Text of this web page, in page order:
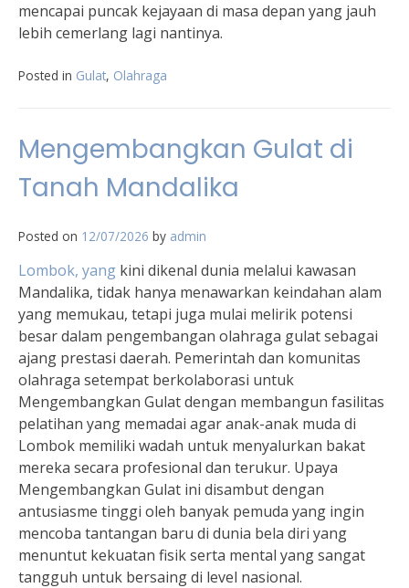
mencapai puncak kejayaan di masa depan yang jauh
lebih cemerlang lagi nantinya.
Posted in Gulat, Olahraga
Mengembangkan Gulat di
Tanah Mandalika
Posted on 12/07/2026 by admin
Lombok, yang kini dikenal dunia melalui kawasan
Mandalika, tidak hanya menawarkan keindahan alam
yang memukau, tetapi juga mulai melirik potensi
besar dalam pengembangan olahraga gulat sebagai
ajang prestasi daerah. Pemerintah dan komunitas
olahraga setempat berkolaborasi untuk
Mengembangkan Gulat dengan membangun fasilitas
pelatihan yang memadai agar anak-anak muda di
Lombok memiliki wadah untuk menyalurkan bakat
mereka secara profesional dan terukur. Upaya
Mengembangkan Gulat ini disambut dengan
antusiasme tinggi oleh banyak pemuda yang ingin
mencoba tantangan baru di dunia bela diri yang
menuntut kekuatan fisik serta mental yang sangat
tangguh untuk bersaing di level nasional.